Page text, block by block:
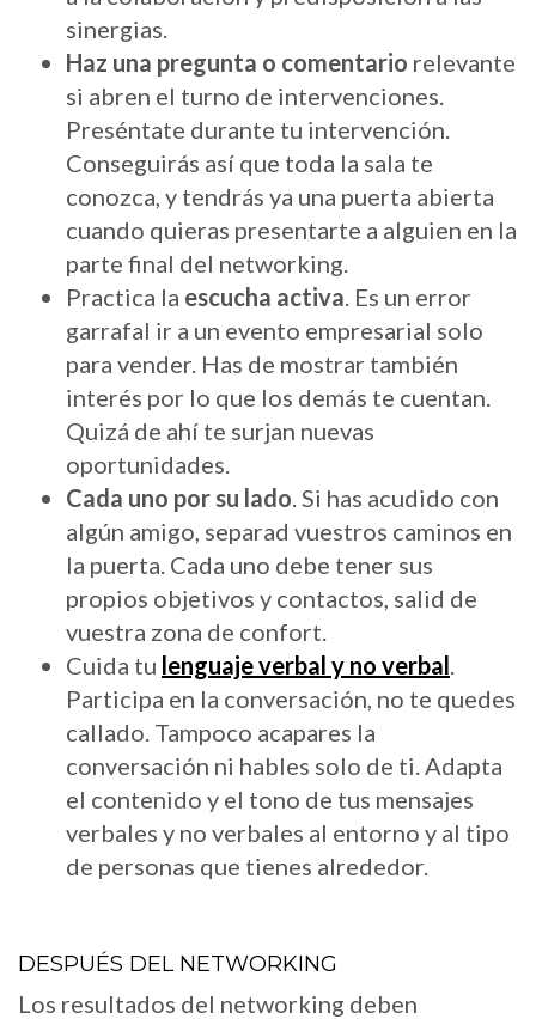
sinergias.
Haz una pregunta o comentario relevante
si abren el turno de intervenciones.
Preséntate durante tu intervención.
Conseguirás así que toda la sala te
conozca, y tendrás ya una puerta abierta
cuando quieras presentarte a alguien en la
parte final del networking.
Practica la escucha activa. Es un error
garrafal ir a un evento empresarial solo
para vender. Has de mostrar también
interés por lo que los demás te cuentan.
Quizá de ahí te surjan nuevas
oportunidades.
Cada uno por su lado. Si has acudido con
algún amigo, separad vuestros caminos en
la puerta. Cada uno debe tener sus
propios objetivos y contactos, salid de
vuestra zona de confort.
Cuida tu lenguaje verbal y no verbal.
Participa en la conversación, no te quedes
callado. Tampoco acapares la
conversación ni hables solo de ti. Adapta
el contenido y el tono de tus mensajes
verbales y no verbales al entorno y al tipo
de personas que tienes alrededor.
DESPUÉS DEL NETWORKING
Los resultados del networking deben